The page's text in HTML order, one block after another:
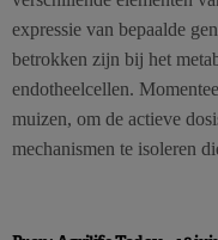
expressie van bepaalde
betrokken zijn bij het
endotheelcellen.
muizen, om de actieve
mechanismen te isoleren